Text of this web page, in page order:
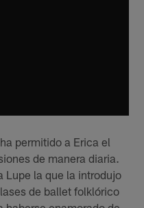
permitido a Erica el
de manera diaria.
Lupe la que la introdujo
de ballet folklórico